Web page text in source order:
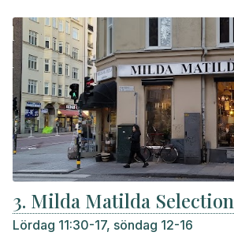
3. Milda Matilda Selection
Lördag 11:30-17, söndag 12-16